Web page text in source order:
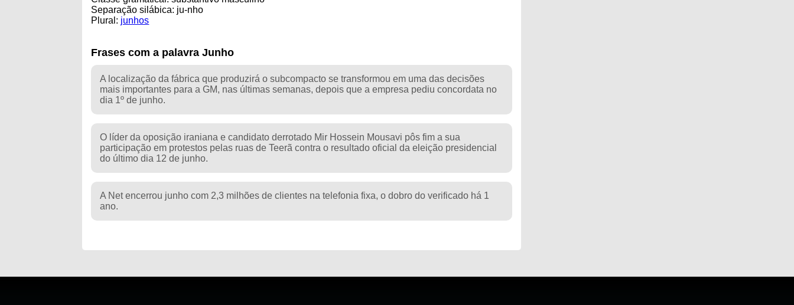
Separação silábica: ju-nho
Plural: junhos
Frases com a palavra Junho
A localização da fábrica que produzirá o subcompacto se transformou em uma das decisões
mais importantes para a GM, nas últimas semanas, depois que a empresa pediu concordata no
dia 1º de junho.
O líder da oposição iraniana e candidato derrotado Mir Hossein Mousavi pôs fim a sua
participação em protestos pelas ruas de Teerã contra o resultado oficial da eleição presidencial
do último dia 12 de junho.
A Net encerrou junho com 2,3 milhões de clientes na telefonia fixa, o dobro do verificado há 1
ano.